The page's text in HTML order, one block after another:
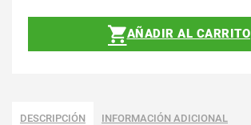
AÑADIR AL CARRITO
DESCRIPCIÓN INFORMACIÓN ADICIONAL